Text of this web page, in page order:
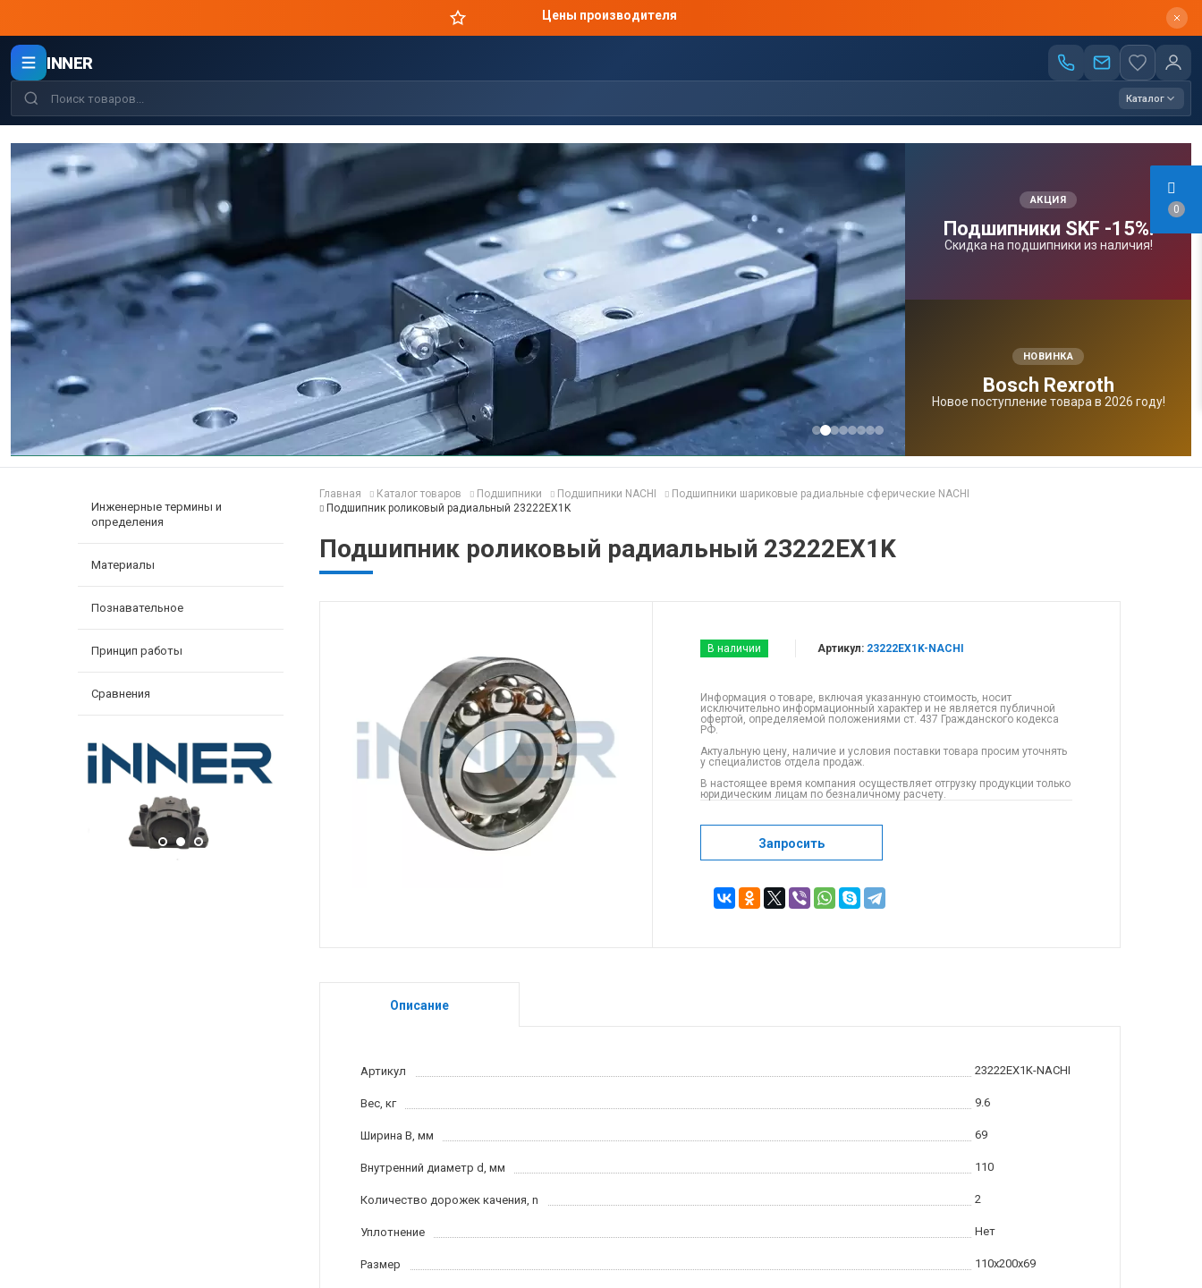
0
Цены производителя
INNER
Каталог
АКЦИЯ
Подшипники SKF -15%!
Скидка на подшипники из наличия!
НОВИНКА
Bosсh Rexroth
Новое поступление товара в 2026 году!
Инженерные термины и
определения
Материалы
Познавательное
Принцип работы
Сравнения
Главная Каталог товаров Подшипники Подшипники NACHI
Подшипники шариковые радиальные сферические NACHI
Подшипник роликовый радиальный 23222EX1K
Подшипник роликовый радиальный 23222EX1K
В наличии Артикул: 23222EX1K-NACHI
Информация о товаре, включая указанную стоимость, носит
исключительно информационный характер и не является публичной
офертой, определяемой положениями ст. 437 Гражданского кодекса
РФ.
Актуальную цену, наличие и условия поставки товара просим уточнять
у специалистов отдела продаж.
В настоящее время компания осуществляет отгрузку продукции только
юридическим лицам по безналичному расчету.
Запросить
Описание
Артикул 23222EX1K-NACHI
Вес, кг 9.6
Ширина B, мм 69
Внутренний диаметр d, мм 110
Количество дорожек качения, n 2
Уплотнение Нет
Размер 110x200x69